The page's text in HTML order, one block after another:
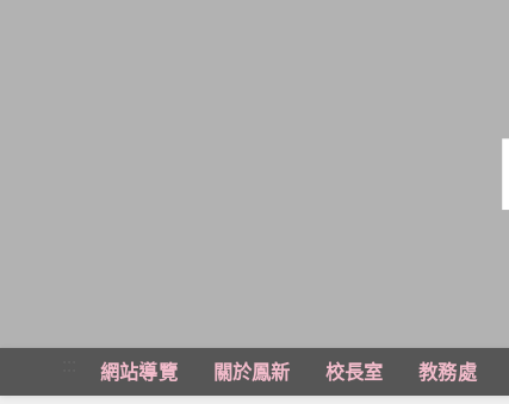
主
網站導覽 關於鳳新 校長室 教務處